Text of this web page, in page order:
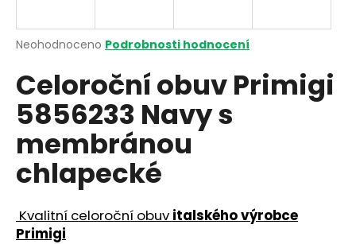
Průměrné
produktu
je
0,0
z
5
hvězdiček.
Neohodnoceno Podrobnosti hodnocení
Celoroční obuv Primigi
5856233 Navy s
membránou
chlapecké
Kvalitní celoroční obuv italského výrobce
Primigi
j
t
?
HLEDAT